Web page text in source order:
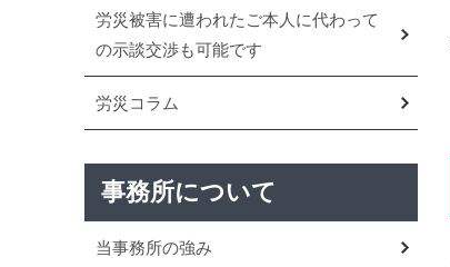
労災被害に遭われたご本人に代わって
の示談交渉も可能です
労災コラム
事務所について
当事務所の強み